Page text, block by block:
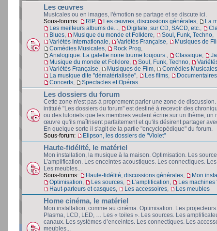
Les œuvres
Musicales ou en images, l'émotion se partage et se discute ici.
Sous-forums:
RIP, Les œuvres, discussions générales
La
Les meilleurs albums de...
Digitale, sur CD, SACD, etc.
Blues
Musique du monde et Folklore Soul, Funk, Techno
Variétés Internationale
Variétés Française
Musiques de
Comédies Musicales
Rock Prog
Analogique. La galette noire tourne toujours.
Classique
Musique du monde et Folklore
Soul, Funk, Techno
Variétés Française
Musiques de Film
Comédies Musicales
La musique dite "dématérialisée"
Les films
Concerts
Spectacles et Opéras
Les dossiers du forum
Cette zone n'est pas à proprement parler une zone de
intitulé "Les dossiers du forum" est destiné à recevoir des
ou des tutoriels que les membres veulent écrire sur un thème, un
œuvre qu'ils maîtrisent parfaitement et qu'ils désirent partager
En quelque sorte il s'agit de la partie "encyclopédique" du forum.
Sous-forum:
Elipson, les dossiers de "Violet"
Haute-fidélité, le matériel
Mon installation, la musique à la maison. Optimisation. Les
L’amplification. Les enceintes acoustiques. Les connectiques.
Les meubles...
Sous-forums:
Haute-fidélité, discussions générales
Mon
Optimisation
Les sources L'amplification
Les machines
Haut-parleurs et casques
Les accessoires Les meubles
Home cinéma, le matériel
Mon installation, comme au cinéma. Optimisation. Les
Plasma, LCD, LED, … Les « toiles ». Les sources. Les
canaux. Les systèmes d’enceintes. Les connectiques. Les
meubles...